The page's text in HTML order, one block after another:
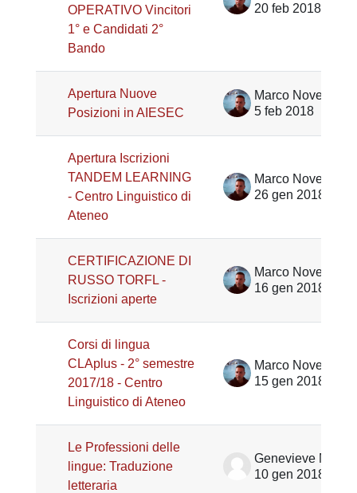
OPERATIVO Vincitori
1° e Candidati 2°
Bando
20 feb 2018
Apertura Nuove
Posizioni in AIESEC
Marco Noventa
5 feb 2018
Apertura Iscrizioni
TANDEM LEARNING
- Centro Linguistico di
Ateneo
Marco Noventa
26 gen 2018
CERTIFICAZIONE DI
RUSSO TORFL -
Iscrizioni aperte
Marco Noventa
16 gen 2018
Corsi di lingua
CLAplus - 2° semestre
2017/18 - Centro
Linguistico di Ateneo
Marco Noventa
15 gen 2018
Le Professioni delle
lingue: Traduzione
letteraria
10 gen 2018